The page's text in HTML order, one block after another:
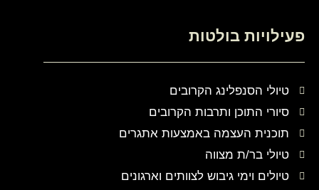
פעילויות בולטות
טיולי הסנפלינג הקרובים
סיורי התוכן ותרבות הקרובים
תוכנית העצמה באמצעות אתגרים
טיולי בר/ת מצווה
טיולים וימי גיבוש לצוותים וארגונים